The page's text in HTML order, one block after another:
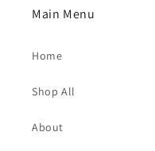
Main Menu
Home
Shop All
About